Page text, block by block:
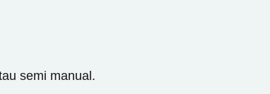
semi manual.